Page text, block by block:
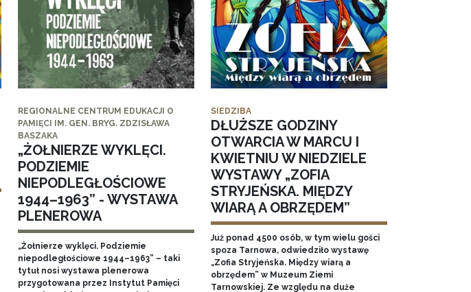
REGIONALNE CENTRUM EDUKACJI O
PAMIĘCI IM. GEN. BRYG. ZDZISŁAWA
BASZAKA
„ŻOŁNIERZE WYKLĘCI.
PODZIEMIE
NIEPODLEGŁOŚCIOWE
1944–1963” - WYSTAWA
PLENEROWA
„Żołnierze wyklęci. Podziemie
niepodległościowe 1944–1963” – taki
tytuł nosi wystawa plenerowa
przygotowana przez Instytut Pamięci
SIEDZIBA
DŁUŻSZE GODZINY
OTWARCIA W MARCU I
KWIETNIU W NIEDZIELE
WYSTAWY „ZOFIA
STRYJEŃSKA. MIĘDZY
WIARĄ A OBRZĘDEM”
Już ponad 4500 osób, w tym wielu gości
spoza Tarnowa, odwiedziło wystawę
„Zofia Stryjeńska. Między wiarą a
obrzędem” w Muzeum Ziemi
Tarnowskiej. Ze względu na duże